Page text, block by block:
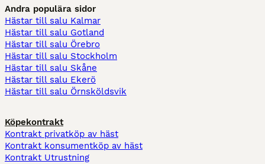
Andra populära sidor
Hästar till salu Kalmar
Hästar till salu Gotland
Hästar till salu Örebro
Hästar till salu Stockholm
Hästar till salu Skåne
Hästar till salu Ekerö
Hästar till salu Örnsköldsvik
Köpekontrakt
Kontrakt privatköp av häst
Kontrakt konsumentköp av häst
Kontrakt Utrustning